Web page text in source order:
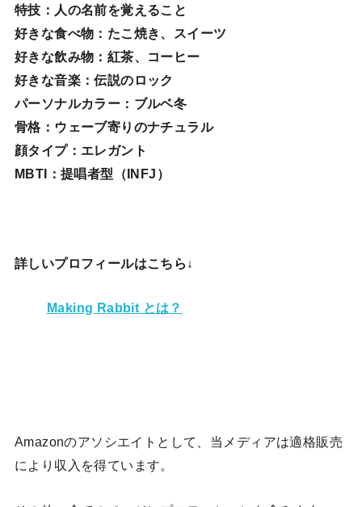
特技 ：人の名前を覚えること
好きな食べ物 ：たこ焼き、スイーツ
好きな飲み物：紅茶、コーヒー
好きな音楽：伝説のロック
パーソナルカラー：ブルベ冬
骨格：ウェーブ寄りのナチュラル
顔タイプ：エレガン ト
MBTI：提唱者型（INFJ）
詳しいプロフィールはこちら↓
Making Rabbit とは？
Amazonのアソシエイトとして、当メディアは適格販売
により収入を得ています。